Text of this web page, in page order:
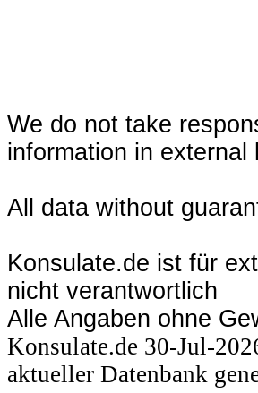
We do not take
information in external
All data without
Konsulate.de ist für
nicht verantwortlich
Alle Angaben ohne
Konsulate.de 30-Jul-
aktueller Datenbank